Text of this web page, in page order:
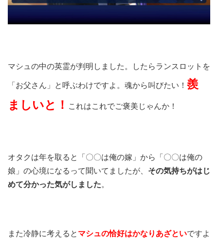
マシュの中の英霊が判明しました。したらランスロットを
「お父さん」と呼ぶわけですよ。魂から叫びたい！ 羨
ましいと！
これはこれでご褒美じゃんか！
オタクは年を取ると「〇〇は俺の嫁」から「〇〇は俺の
娘」の心境になるって聞いてましたが、 その気持ちがはじ
めて分かった気がしました。
また冷静に考えると マシュの恰好はかなりあざといですよ